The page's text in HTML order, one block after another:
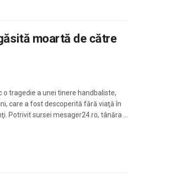
moartă de către
o tragedie a unei tinere handbaliste,
care a fost descoperită fără viaţă în
Potrivit sursei mesager24.ro, tânăra ...